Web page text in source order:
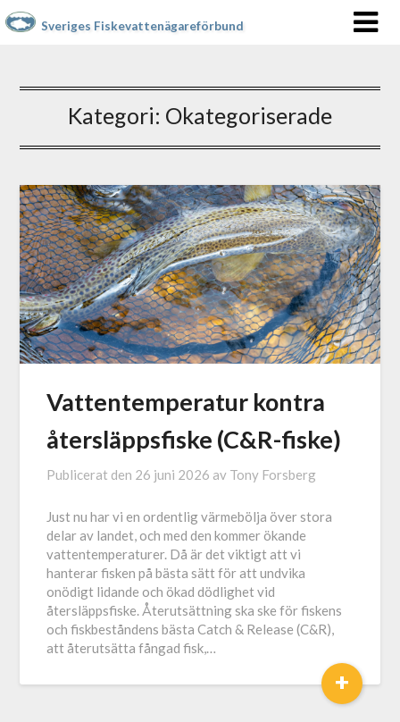
Sveriges Fiskevattenägareförbund
Kategori: Okategoriserade
Vattentemperatur kontra
återsläppsfiske (C&R-fiske)
Publicerat den 26 juni 2026 av Tony Forsberg
Just nu har vi en ordentlig värmebölja över stora
delar av landet, och med den kommer ökande
vattentemperaturer. Då är det viktigt att vi
hanterar fisken på bästa sätt för att undvika
onödigt lidande och ökad dödlighet vid
återsläppsfiske. Återutsättning ska ske för fiskens
och fiskbeståndens bästa Catch & Release (C&R),
att återutsätta fångad fisk,…
+